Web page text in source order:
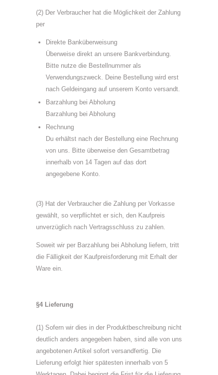
(2) Der Verbraucher hat die Möglichkeit der Zahlung
per
Direkte Banküberweisung
Überweise direkt an unsere Bankverbindung.
Bitte nutze die Bestellnummer als
Verwendungszweck. Deine Bestellung wird erst
nach Geldeingang auf unserem Konto versandt.
Barzahlung bei Abholung
Barzahlung bei Abholung
Rechnung
Du erhältst nach der Bestellung eine Rechnung
von uns. Bitte überweise den Gesamtbetrag
innerhalb von 14 Tagen auf das dort
angegebene Konto.
(3) Hat der Verbraucher die Zahlung per Vorkasse
gewählt, so verpflichtet er sich, den Kaufpreis
unverzüglich nach Vertragsschluss zu zahlen.
Soweit wir per Barzahlung bei Abholung liefern, tritt
die Fälligkeit der Kaufpreisforderung mit Erhalt der
Ware ein.
§4 Lieferung
(1) Sofern wir dies in der Produktbeschreibung nicht
deutlich anders angegeben haben, sind alle von uns
angebotenen Artikel sofort versandfertig. Die
Lieferung erfolgt hier spätesten innerhalb von 5